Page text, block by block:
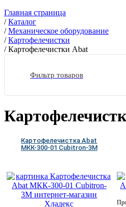
Главная страница
/Каталог
/Механическое оборудование
/Картофелечистки
/Картофелечистки Abat
Фильтр товаров
Картофелечистка Abat
МКК-300-01 Cubitron-3M